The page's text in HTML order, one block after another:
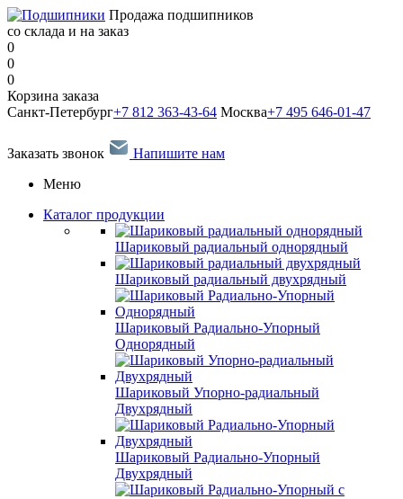
Продажа подшипников
со склада и на заказ
0
0
0
Корзина заказа
Санкт-Петербург+7 812 363-43-64 Москва+7 495 646-01-47
Заказать звонок
Напишите нам
Меню
Каталог продукции
Шариковый радиальный однорядный
Шариковый радиальный двухрядный
Шариковый Радиально-Упорный
Однорядный
Шариковый Упорно-радиальный
Двухрядный
Шариковый Радиально-Упорный
Двухрядный